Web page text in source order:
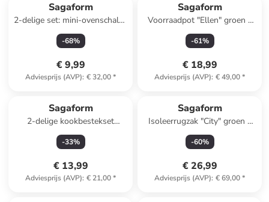
Sagaform
2-delige set: mini-ovenschalen
"Flora" beige - (B)12,5 x (H)4,5
x (D)9 cm
-68%
€ 9,99
Adviesprijs (AVP): € 32,00*
Sagaform
Voorraadpot "Ellen" groen -
(H)7,5 x Ø 13,5 cm
-61%
€ 18,99
Adviesprijs (AVP): € 49,00*
Sagaform
2-delige kookbestekset
"Daniel" groen
-33%
€ 13,99
Adviesprijs (AVP): € 21,00*
Sagaform
Isoleerrugzak "City" groen -
21 l
-60%
€ 26,99
Adviesprijs (AVP): € 69,00*